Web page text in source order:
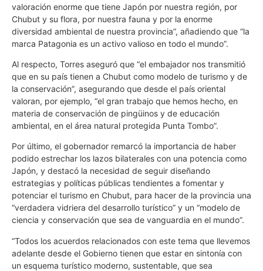
valoración enorme que tiene Japón por nuestra región, por
Chubut y su flora, por nuestra fauna y por la enorme
diversidad ambiental de nuestra provincia”, añadiendo que “la
marca Patagonia es un activo valioso en todo el mundo”.
Al respecto, Torres aseguró que “el embajador nos transmitió
que en su país tienen a Chubut como modelo de turismo y de
la conservación”, asegurando que desde el país oriental
valoran, por ejemplo, “el gran trabajo que hemos hecho, en
materia de conservación de pingüinos y de educación
ambiental, en el área natural protegida Punta Tombo”.
Por último, el gobernador remarcó la importancia de haber
podido estrechar los lazos bilaterales con una potencia como
Japón, y destacó la necesidad de seguir diseñando
estrategias y políticas públicas tendientes a fomentar y
potenciar el turismo en Chubut, para hacer de la provincia una
“verdadera vidriera del desarrollo turístico” y un “modelo de
ciencia y conservación que sea de vanguardia en el mundo”.
“Todos los acuerdos relacionados con este tema que llevemos
adelante desde el Gobierno tienen que estar en sintonía con
un esquema turístico moderno, sustentable, que sea